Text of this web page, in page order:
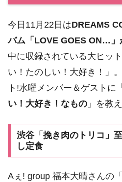
今日11月22日はDREAMS
バム「LOVE GOES ON…」
中に収録されている大ヒッ
い！たのしい！大好き！」
ト!水曜メンバー＆ゲストに「
い！大好き！なもの 」を教
渋谷「挽き肉のトリコ」
し定食
Aぇ! group 福本大晴さんの